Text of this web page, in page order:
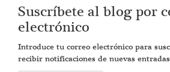
Suscríbete al blog por
electrónico
Introduce tu correo electrónico para
recibir notificaciones de nuevas